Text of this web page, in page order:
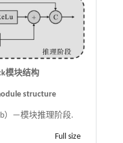
模块结构
structure
）—模块推理阶段.
Full size